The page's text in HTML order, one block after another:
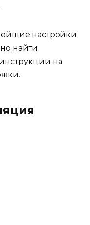
настройки
найти
на